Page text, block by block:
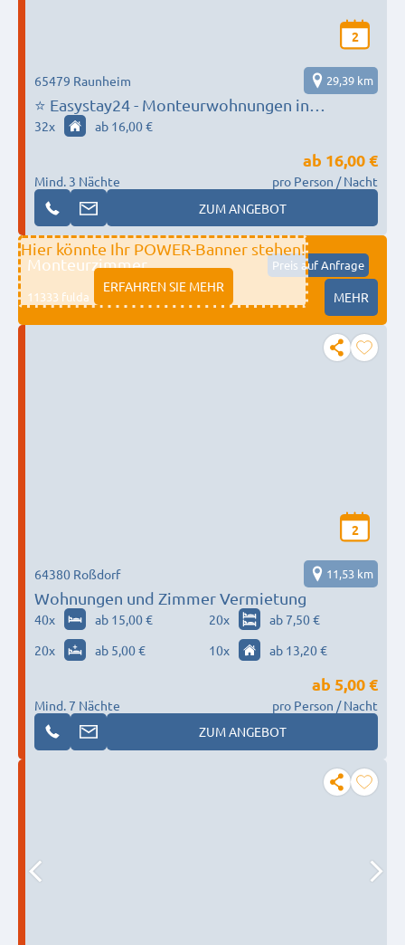
2
⭐ Easystay24 - Monteurwohnungen in
Raunheim und Umgebung
65479 Raunheim 29,39 km
32x ab 16,00 €
Mind. 3 Nächte
ab 16,00 €
pro Person / Nacht
ZUM ANGEBOT
Hier könnte Ihr POWER-Banner stehen!
ERFAHREN SIE MEHR
Monteurzimmer Preis auf Anfrage
11333 fulda MEHR
2
Wohnungen und Zimmer Vermietung
64380 Roßdorf 11,53 km
40x ab 15,00 € 20x
ab 7,50 €
20x ab 5,00 € 10x ab 13,20 €
Mind. 7 Nächte
ab 5,00 €
pro Person / Nacht
ZUM ANGEBOT